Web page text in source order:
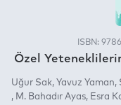
ISBN:
Özel
Uğur Sak Yavuz Yaman
M. Bahadır Ayas
Esra